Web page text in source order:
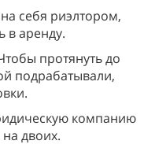
себя риэлтором,
в аренду.
протянуть до
подрабатывали,
компанию
двоих.